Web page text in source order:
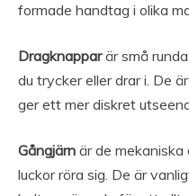
formade handtag i olika
Dragknapparär små
du trycker eller drar i. De
ger ett mer diskret
Gångjärn är de mekaniska
luckor röra sig. De är